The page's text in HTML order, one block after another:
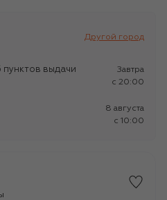
Другой город
выдачи
Завтра
c 20:00
8 августа
c 10:00